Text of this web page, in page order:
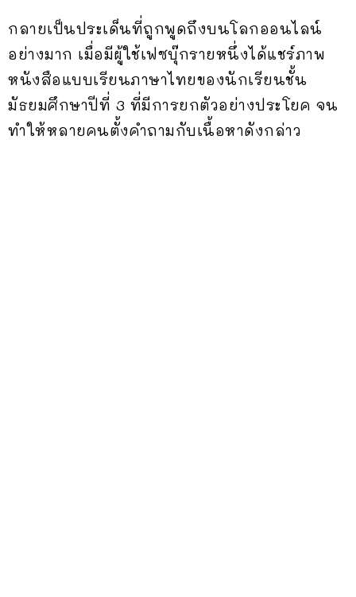
กลายเป็นประเด็นที่ถูกพูดถึงบนโลกออนไลน์
อย่างมาก เมื่อมีผู้ใช้เฟซบุ๊กรายหนึ่งได้แชร์ภาพ
หนังสือแบบเรียนภาษาไทยของนักเรียนชั้น
มัธยมศึกษาปีที่ 3 ที่มีการยกตัวอย่างประโยค จน
ทำให้หลายคนตั้งคำถามกับเนื้อหาดังกล่าว